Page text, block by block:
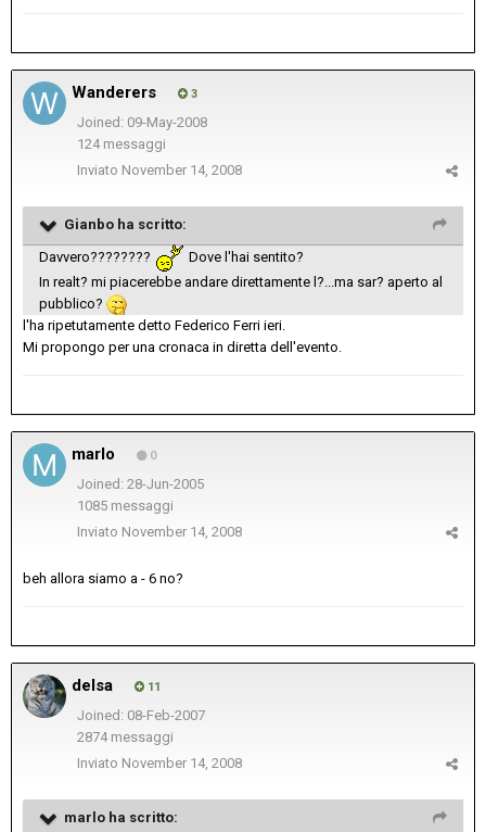
Wanderers 3
Joined: 09-May-2008
124 messaggi
Inviato November 14, 2008
Gianbo ha scritto:
Davvero????????
Dove l'hai sentito?
In realt? mi piacerebbe andare direttamente l?...ma sar? aperto al
pubblico?
l'ha ripetutamente detto Federico Ferri ieri.
Mi propongo per una cronaca in diretta dell'evento.
marlo 0
Joined: 28-Jun-2005
1085 messaggi
Inviato November 14, 2008
beh allora siamo a - 6 no?
delsa 11
Joined: 08-Feb-2007
2874 messaggi
Inviato November 14, 2008
marlo ha scritto: